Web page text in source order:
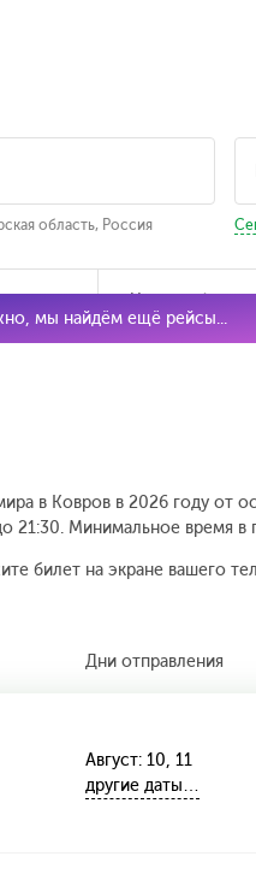
область, Россия
Наличие
в Ковров в 2026 году от
21:30. Минимальное время в
билет на экране вашего
мы найдём ещё рейсы...
Дни отправления
Август: 10, 11
другие даты…